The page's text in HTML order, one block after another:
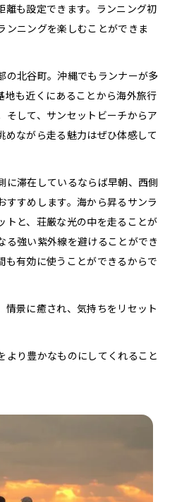
離も設定できます。ランニング初
ンニングを楽しむことができま
の北谷町。沖縄でもランナーが多
地も近くにあることから海外旅行
そして、サンセットビーチからア
めながら走る魅力はぜひ体感して
に滞在しているならば早朝、西側
すすめします。海から昇るサンラ
トと、荘厳な光の中を走ることが
る強い紫外線を避けることができ
も有効に使うことができるからで
情景に癒され、気持ちをリセット
より豊かなものにしてくれること